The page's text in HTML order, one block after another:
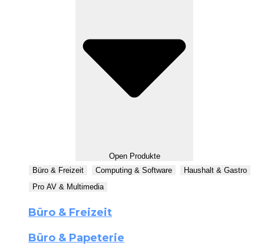
Open Produkte
Büro & Freizeit
Computing & Software
Haushalt & Gastro
Pro AV & Multimedia
Büro & Freizeit
Büro & Papeterie